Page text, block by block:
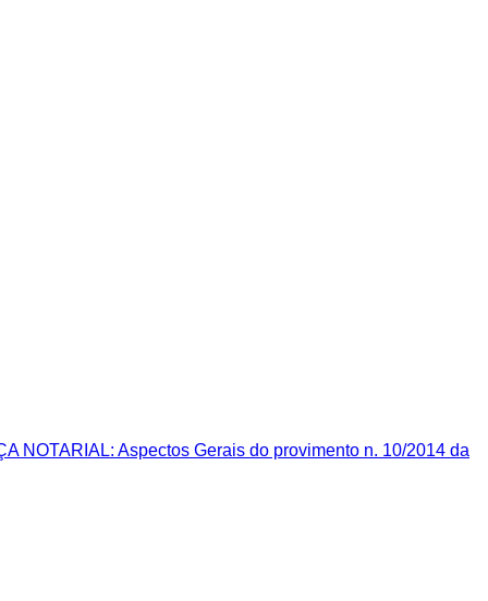
NOTARIAL: Aspectos Gerais do provimento n. 10/2014 da